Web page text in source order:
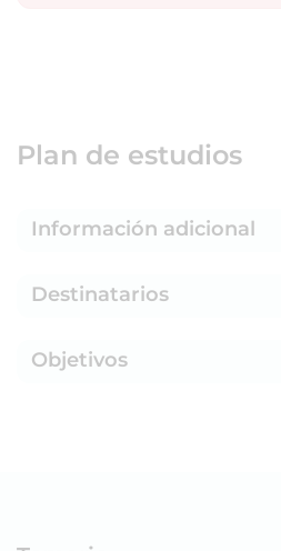
Plan de estudios
Información adicional
Destinatarios
Objetivos